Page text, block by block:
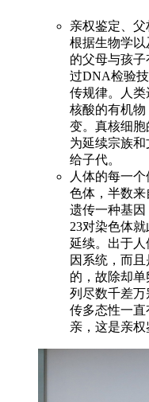
亲权鉴定、
根据生物学
的父母与孩
过DNA检验
传规律。人
核酸的有机
变。真核细
为延续宗族
给子代。
人体的每一
色体，半数
遗传一种基
23对染色体
延续。出于
因系统，而
的，故除却
列尽数千差
传多态性一
亲，这是亲权